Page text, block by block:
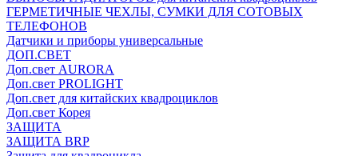
ГЕРМЕТИЧНЫЕ ЧЕХЛЫ, СУМКИ ДЛЯ СОТОВЫХ
ТЕЛЕФОНОВ
Датчики и приборы универсальные
ДОП.СВЕТ
Доп.свет AURORA
Доп.свет PROLIGHT
Доп.свет для китайских квадроциклов
Доп.свет Корея
ЗАЩИТА
ЗАЩИТА BRP